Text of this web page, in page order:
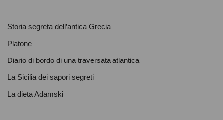
Storia segreta dell’antica Grecia
Platone
Diario di bordo di una traversata atlantica
La Sicilia dei sapori segreti
La dieta Adamski